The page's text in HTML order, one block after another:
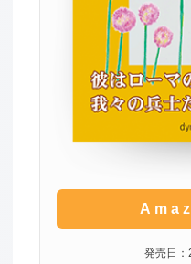
発売日